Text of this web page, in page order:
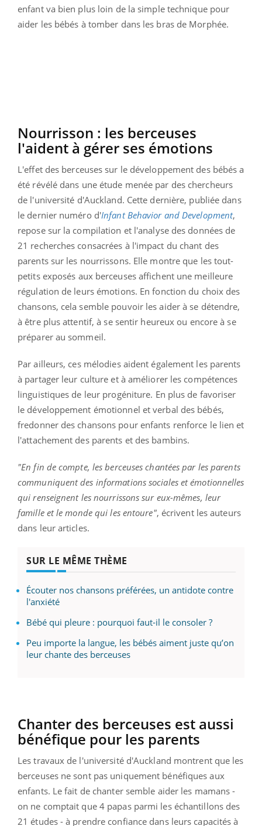
enfant va bien plus loin de la simple technique pour
aider les bébés à tomber dans les bras de Morphée.
Nourrisson : les berceuses
l'aident à gérer ses émotions
L'effet des berceuses sur le développement des bébés a
été révélé dans une étude menée par des chercheurs
de l'université d'Auckland. Cette dernière, publiée dans
le dernier numéro d'Infant Behavior and Development,
repose sur la compilation et l'analyse des données de
21 recherches consacrées à l'impact du chant des
parents sur les nourrissons. Elle montre que les tout-
petits exposés aux berceuses affichent une meilleure
régulation de leurs émotions. En fonction du choix des
chansons, cela semble pouvoir les aider à se détendre,
à être plus attentif, à se sentir heureux ou encore à se
préparer au sommeil.
Par ailleurs, ces mélodies aident également les parents
à partager leur culture et à améliorer les compétences
linguistiques de leur progéniture. En plus de favoriser
le développement émotionnel et verbal des bébés,
fredonner des chansons pour enfants renforce le lien et
l'attachement des parents et des bambins.
"En fin de compte, les berceuses chantées par les parents
communiquent des informations sociales et émotionnelles
qui renseignent les nourrissons sur eux-mêmes, leur
famille et le monde qui les entoure", écrivent les auteurs
dans leur articles.
SUR LE MÊME THÈME
Écouter nos chansons préférées, un antidote contre
l'anxiété
Bébé qui pleure : pourquoi faut-il le consoler ?
Peu importe la langue, les bébés aiment juste qu’on
leur chante des berceuses
Chanter des berceuses est aussi
bénéfique pour les parents
Les travaux de l'université d'Auckland montrent que les
berceuses ne sont pas uniquement bénéfiques aux
enfants. Le fait de chanter semble aider les mamans -
on ne comptait que 4 papas parmi les échantillons des
21 études - à prendre confiance dans leurs capacités à